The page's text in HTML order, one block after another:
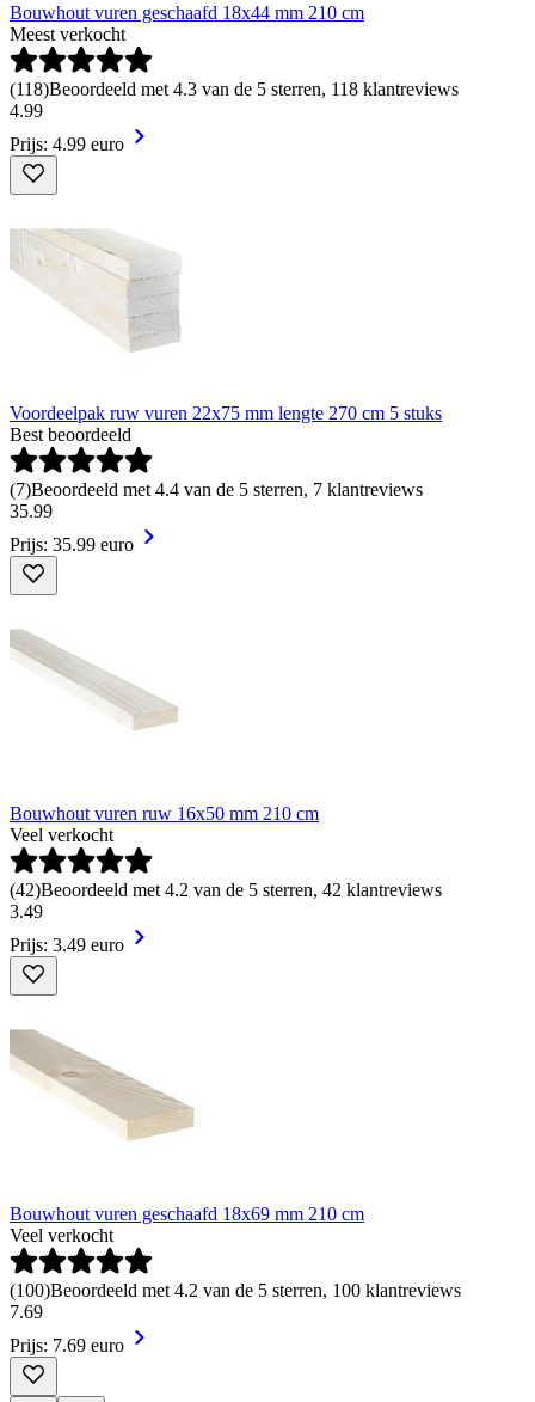
Bouwhout vuren geschaafd 18x44 mm 210 cm
Meest verkocht
(118)Beoordeeld met 4.3 van de 5 sterren, 118 klantreviews
4.99
Prijs: 4.99 euro
Voordeelpak ruw vuren 22x75 mm lengte 270 cm 5 stuks
Best beoordeeld
(7)Beoordeeld met 4.4 van de 5 sterren, 7 klantreviews
35.99
Prijs: 35.99 euro
Bouwhout vuren ruw 16x50 mm 210 cm
Veel verkocht
(42)Beoordeeld met 4.2 van de 5 sterren, 42 klantreviews
3.49
Prijs: 3.49 euro
Bouwhout vuren geschaafd 18x69 mm 210 cm
Veel verkocht
(100)Beoordeeld met 4.2 van de 5 sterren, 100 klantreviews
7.69
Prijs: 7.69 euro